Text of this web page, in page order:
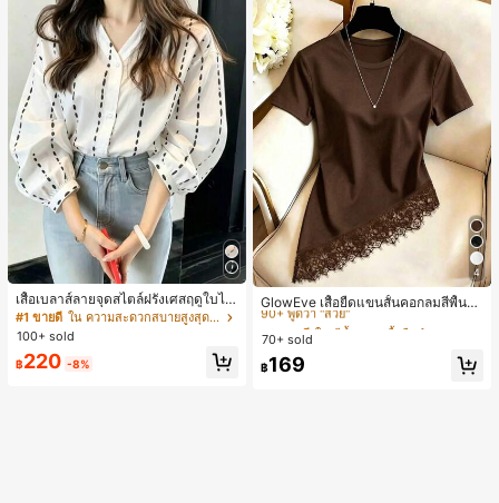
เสื้อเบลาส์ลายจุดสไตล์ฝรั่งเศสฤดูใบไม้
ร่วง, ทรงเข้ารูป, แขนยาวคอวี, สไตล์ให
ม่ฤดูใบไม้ผลิ, ป้องกันแสงแดด, ใส่ไป
ทำงานและลำลอง สีขาว
#1 ขายดี
ใน ความสะดวกสบายสูงสุด เสื้อสตรี เสื้อเบลาส์ & Tee
100+ sold
฿220 -8%
4
GlowEve เสื้อยืดแขนสั้นคอกลมสีพื้นลำ
ลองอเนกประสงค์สำหรับผู้หญิง
#3 ขายดี
ใน สีน้ำตาล เสื้อยืดลำลองพื้นฐาน
90+ พูดว่า "สวย"
#3 ขายดี
90+ พูดว่า "สวย"
#3 ขายดี
90+ พูดว่า "สวย"
#3 ขายดี
ใน สีน้ำตาล เสื้อยืดลำลองพื้นฐาน
70+ sold
฿169